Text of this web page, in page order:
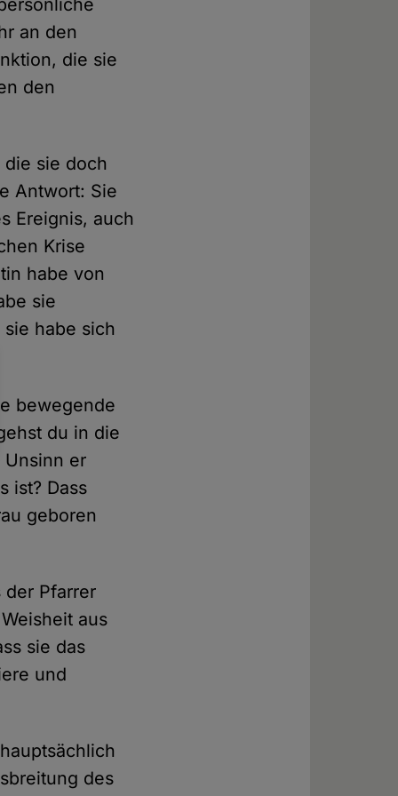
an den
die sie
den
sie doch
Antwort: Sie
Ereignis, auch
Krise
habe von
sie
habe sich
bewegende
du in die
er
ist? Dass
geboren
der Pfarrer
aus
sie das
und
des